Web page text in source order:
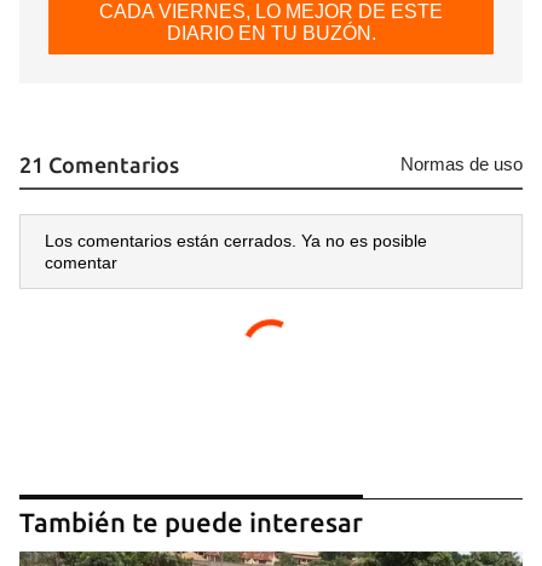
CADA VIERNES, LO MEJOR DE ESTE
DIARIO EN TU BUZÓN.
21 Comentarios Normas de uso
Los comentarios están cerrados. Ya no es posible
comentar
También te puede interesar